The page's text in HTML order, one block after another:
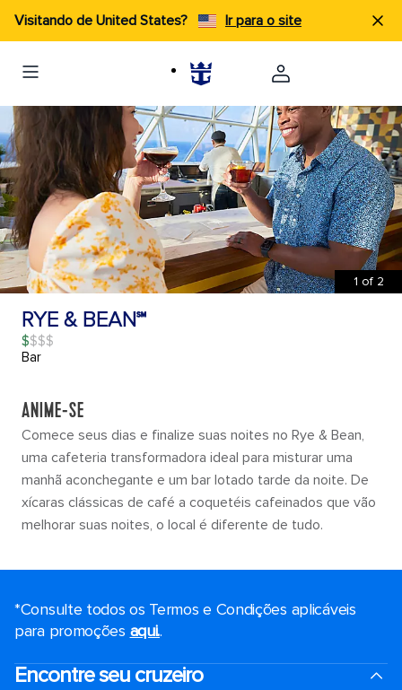
Visitando de United States? Ir para o site
1 of 2
RYE & BEAN℠
$
Bar
ANIME-SE
Comece seus dias e finalize suas noites no Rye & Bean,
uma cafeteria transformadora ideal para misturar uma
manhã aconchegante e um bar lotado tarde da noite. De
xícaras clássicas de café a coquetéis cafeinados que vão
melhorar suas noites, o local é diferente de tudo.
*Consulte todos os Termos e Condições aplicáveis ​​
para promoções aqui..
Encontre seu cruzeiro